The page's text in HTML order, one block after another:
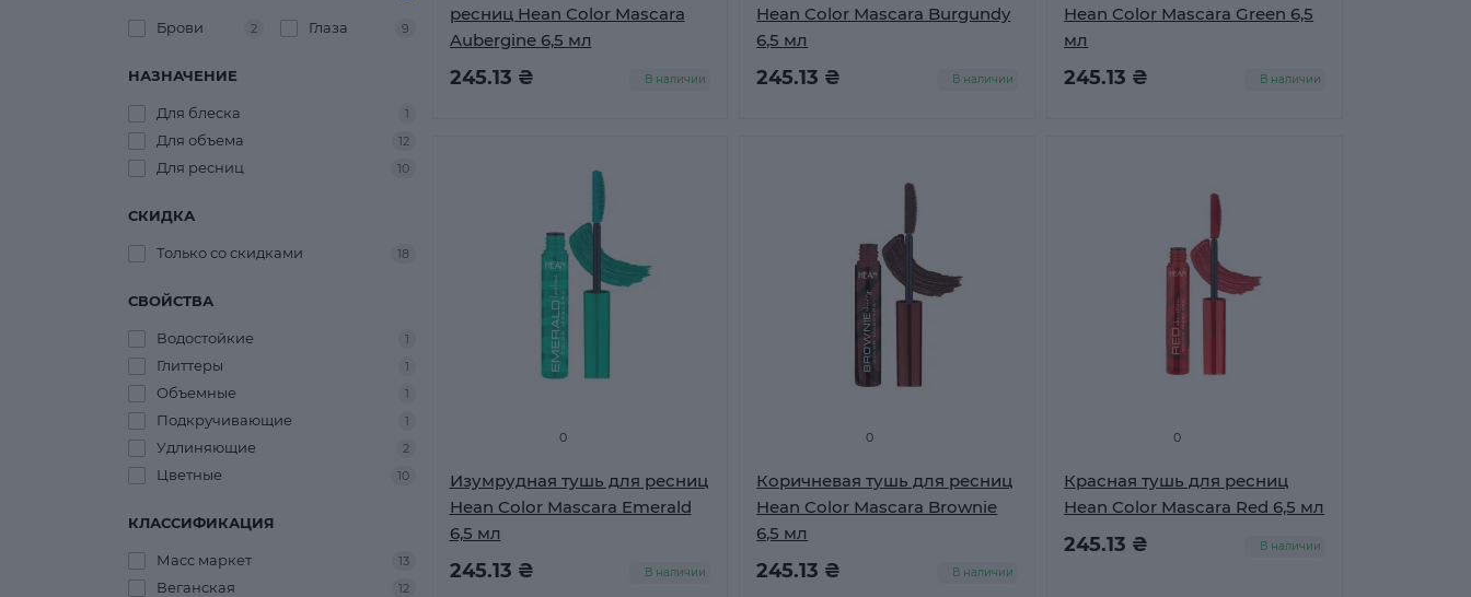
Брови 2 Глаза 9
НАЗНАЧЕНИЕ
Для блеска 1
Для объема 12
Для ресниц 10
СКИДКА
Только со cкидками 18
СВОЙСТВА
Водостойкие 1
Глиттеры 1
Объемные 1
Подкручивающие 1
Удлиняющие 2
Цветные 10
КЛАССИФИКАЦИЯ
Масс маркет 13
Веганская 12
ресниц Hean Color Mascara
Aubergine 6,5 мл
245.13 ₴ В наличии
Hean Color Mascara Burgundy
6,5 мл
245.13 ₴ В наличии
Hean Color Mascara Green 6,5
мл
245.13 ₴ В наличии
0
Изумрудная тушь для ресниц
Hean Color Mascara Emerald
6,5 мл
245.13 ₴ В наличии
0
Коричневая тушь для ресниц
Hean Color Mascara Brownie
6,5 мл
245.13 ₴ В наличии
0
Красная тушь для ресниц
Hean Color Mascara Red 6,5 мл
245.13 ₴ В наличии